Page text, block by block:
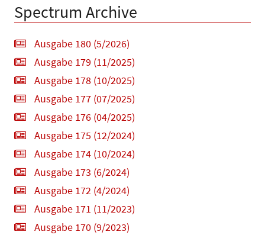
Spectrum Archive
Ausgabe 180 (5/2026)
Ausgabe 179 (11/2025)
Ausgabe 178 (10/2025)
Ausgabe 177 (07/2025)
Ausgabe 176 (04/2025)
Ausgabe 175 (12/2024)
Ausgabe 174 (10/2024)
Ausgabe 173 (6/2024)
Ausgabe 172 (4/2024)
Ausgabe 171 (11/2023)
Ausgabe 170 (9/2023)